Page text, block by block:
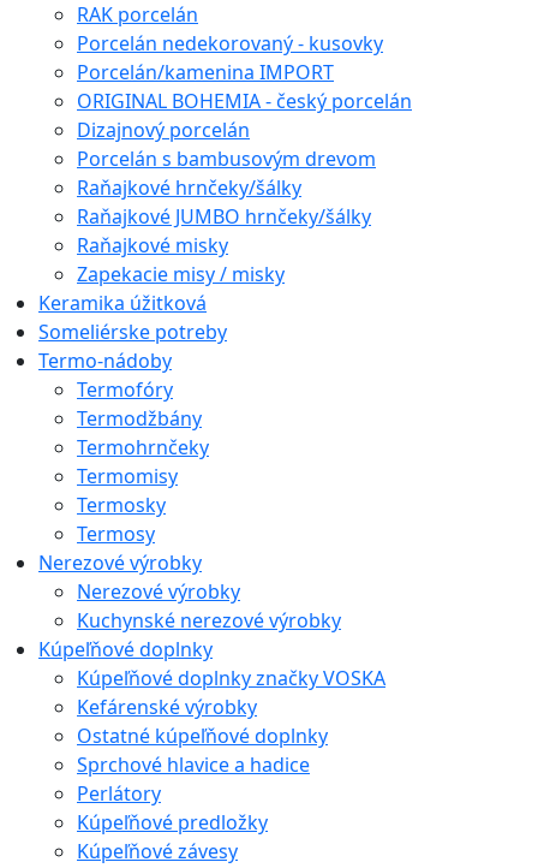
RAK porcelán
Porcelán nedekorovaný - kusovky
Porcelán/kamenina IMPORT
ORIGINAL BOHEMIA - český porcelán
Dizajnový porcelán
Porcelán s bambusovým drevom
Raňajkové hrnčeky/šálky
Raňajkové JUMBO hrnčeky/šálky
Raňajkové misky
Zapekacie misy / misky
Keramika úžitková
Someliérske potreby
Termo-nádoby
Termofóry
Termodžbány
Termohrnčeky
Termomisy
Termosky
Termosy
Nerezové výrobky
Nerezové výrobky
Kuchynské nerezové výrobky
Kúpeľňové doplnky
Kúpeľňové doplnky značky VOSKA
Kefárenské výrobky
Ostatné kúpeľňové doplnky
Sprchové hlavice a hadice
Perlátory
Kúpeľňové predložky
Kúpeľňové závesy